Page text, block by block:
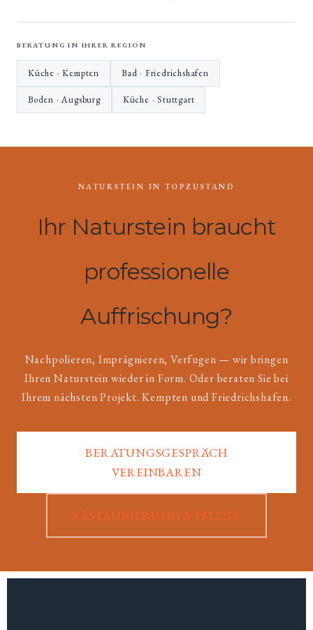
BERATUNG IN IHRER REGION
Küche · Kempten Bad · Friedrichshafen
Boden · Augsburg Küche · Stuttgart
NATURSTEIN IN TOPZUSTAND
Ihr Naturstein braucht
professionelle
Auffrischung?
Nachpolieren, Imprägnieren, Verfugen — wir bringen
Ihren Naturstein wieder in Form. Oder beraten Sie bei
Ihrem nächsten Projekt. Kempten und Friedrichshafen.
BERATUNGSGESPRÄCH
VEREINBAREN
RESTAURIERUNG & PFLEGE